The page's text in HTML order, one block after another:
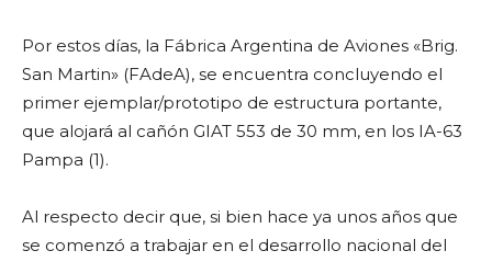
Por estos días, la Fábrica Argentina de Aviones «Brig.
San Martin» (FAdeA), se encuentra concluyendo el
primer ejemplar/prototipo de estructura portante,
que alojará al cañón GIAT 553 de 30 mm, en los IA-63
Pampa (1).
Al respecto decir que, si bien hace ya unos años que
se comenzó a trabajar en el desarrollo nacional del